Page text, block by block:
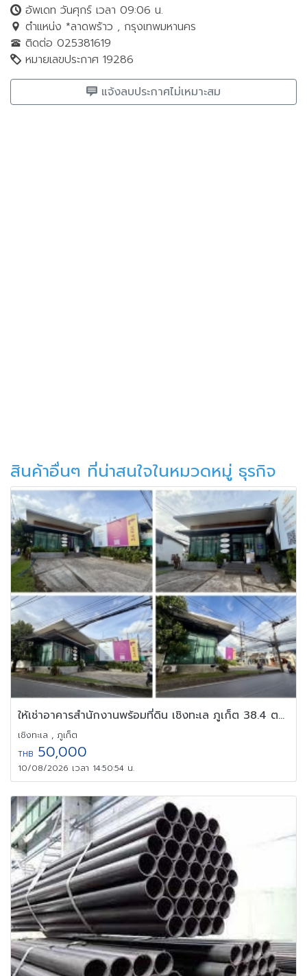
อัพเดท วันศุกร์ เวลา 09:06 น.
ตำแหน่ง *ลาดพร้าว , กรุงเทพมหานคร
ติดต่อ 025381619
หมายเลขประกาศ 19286
แจ้งลบประกาศไม่เหมาะสม
สินค้าอื่นๆ ที่น่าสนใจในหมวดหมู่ ธุรกิจ
ให้เช่าอาคารสำนักงานพร้อมที่ดิน เชิงทะเล ภูเก็ต 38.4 ตร.ว. ทำเล
เชิงทะเล , ภูเก็ต
THB 50,000
10/08/2026 เวลา 14:50:54 น.